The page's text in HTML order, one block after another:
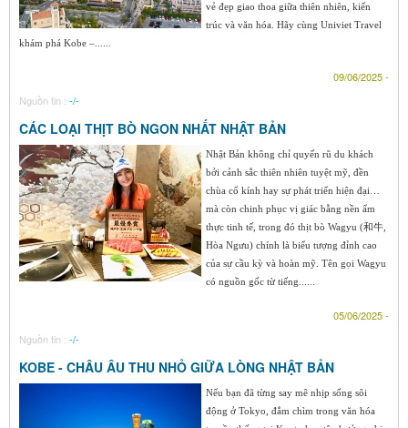
vẻ đẹp giao thoa giữa thiên nhiên, kiến
trúc và văn hóa. Hãy cùng Univiet Travel
khám phá Kobe –......
09/06/2025 -
Nguồn tin : -/-
CÁC LOẠI THỊT BÒ NGON NHẤT NHẬT BẢN
Nhật Bản không chỉ quyến rũ du khách
bởi cảnh sắc thiên nhiên tuyệt mỹ, đền
chùa cổ kính hay sự phát triển hiện đại…
mà còn chinh phục vị giác bằng nền ẩm
thực tinh tế, trong đó thịt bò Wagyu (和牛,
Hòa Ngưu) chính là biểu tượng đỉnh cao
của sự cầu kỳ và hoàn mỹ. Tên gọi Wagyu
có nguồn gốc từ tiếng......
05/06/2025 -
Nguồn tin : -/-
KOBE - CHÂU ÂU THU NHỎ GIỮA LÒNG NHẬT BẢN
Nếu bạn đã từng say mê nhịp sống sôi
động ở Tokyo, đắm chìm trong văn hóa